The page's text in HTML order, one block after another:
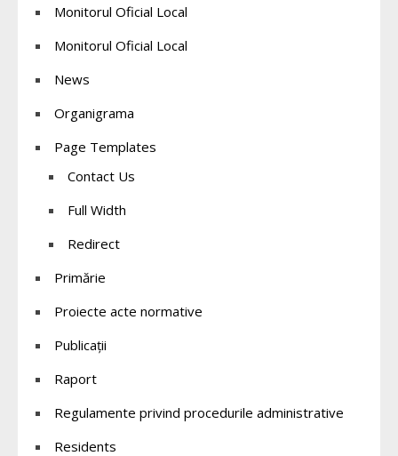
Monitorul Oficial Local
Monitorul Oficial Local
News
Organigrama
Page Templates
Contact Us
Full Width
Redirect
Primărie
Proiecte acte normative
Publicații
Raport
Regulamente privind procedurile administrative
Residents